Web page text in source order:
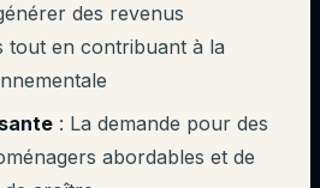
des revenus
tout en contribuant à la
: La demande pour des
abordables et de